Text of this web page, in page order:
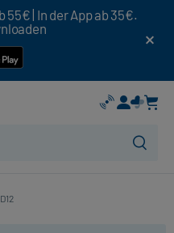
55€ | In der App ab 35€.